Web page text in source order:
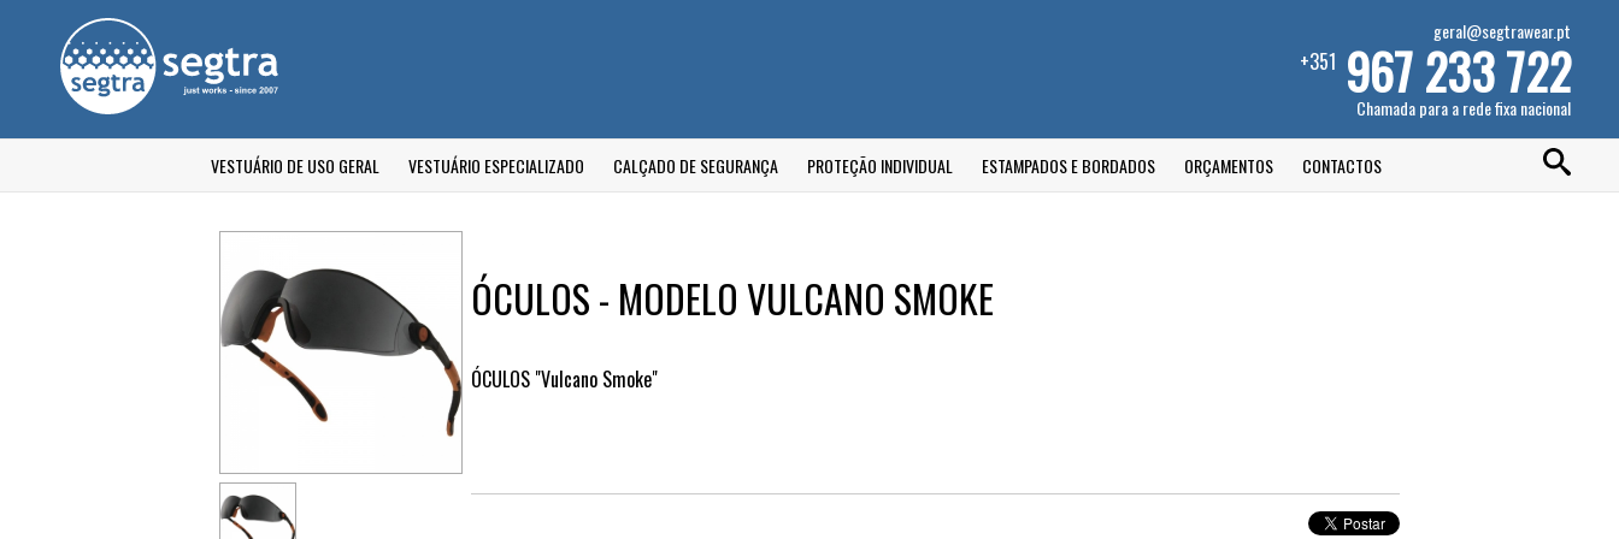
geral@segtrawear.pt
+351 967 233 722
Chamada para a rede fixa nacional
VESTUÁRIO DE USO GERAL VESTUÁRIO ESPECIALIZADO CALÇADO DE SEGURANÇA PROTEÇÃO INDIVIDUAL ESTAMPADOS E BORDADOS ORÇAMENTOS CONTACTOS
ÓCULOS - MODELO VULCANO SMOKE
ÓCULOS "Vulcano Smoke"